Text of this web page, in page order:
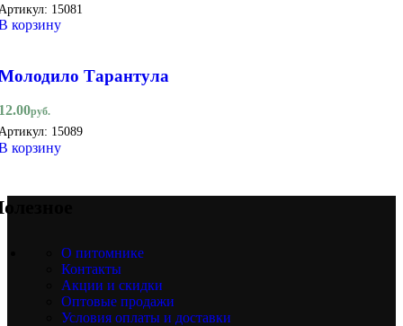
15081
корзину
Тарантула
руб.
15089
корзину
О питомнике
Контакты
Акции и скидки
Оптовые продажи
Условия оплаты и доставки